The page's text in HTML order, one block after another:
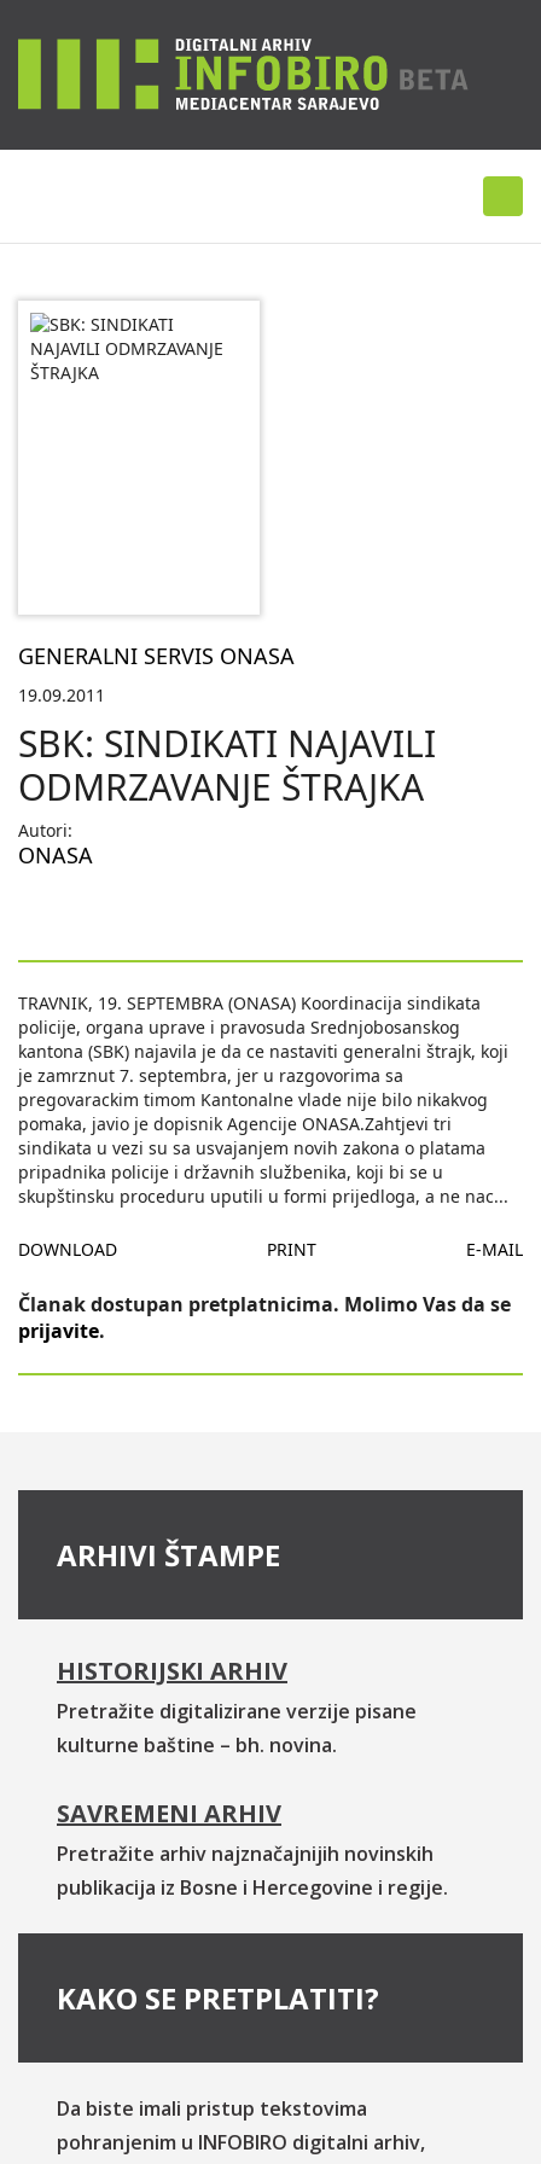
GENERALNI SERVIS ONASA
19.09.2011
SBK: SINDIKATI NAJAVILI
ODMRZAVANJE ŠTRAJKA
Autori:
ONASA
TRAVNIK, 19. SEPTEMBRA (ONASA) Koordinacija sindikata
policije, organa uprave i pravosuda Srednjobosanskog
kantona (SBK) najavila je da ce nastaviti generalni štrajk, koji
je zamrznut 7. septembra, jer u razgovorima sa
pregovarackim timom Kantonalne vlade nije bilo nikakvog
pomaka, javio je dopisnik Agencije ONASA.Zahtjevi tri
sindikata u vezi su sa usvajanjem novih zakona o platama
pripadnika policije i državnih službenika, koji bi se u
skupštinsku proceduru uputili u formi prijedloga, a ne nac...
DOWNLOAD PRINT E-MAIL
Članak dostupan pretplatnicima. Molimo Vas da se
prijavite.
ARHIVI ŠTAMPE
HISTORIJSKI ARHIV
Pretražite digitalizirane verzije pisane
kulturne baštine – bh. novina.
SAVREMENI ARHIV
Pretražite arhiv najznačajnijih novinskih
publikacija iz Bosne i Hercegovine i regije.
KAKO SE PRETPLATITI?
Da biste imali pristup tekstovima
pohranjenim u INFOBIRO digitalni arhiv,